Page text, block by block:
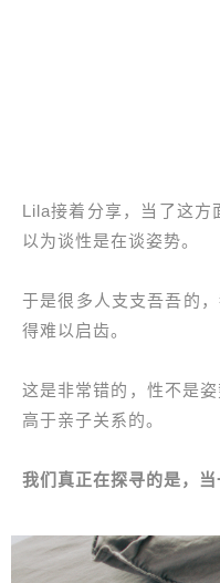
Lila接着分享，当了这方
以为谈性是在谈姿势。
于是很多人支支吾吾的
得难以启齿。
这是非常错的，性不是
高于亲子关系的。
我们真正在探寻的是，